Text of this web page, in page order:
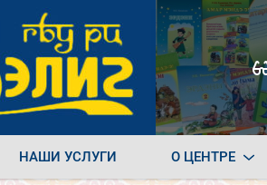
НАШИ УСЛУГИ О ЦЕНТРЕ